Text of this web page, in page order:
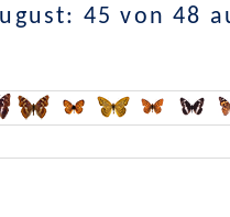
45 von 48